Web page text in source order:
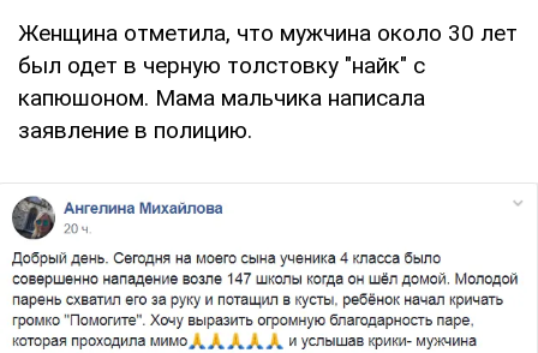
Женщина отметила, что мужчина около 30 лет
был одет в черную толстовку "найк" с
капюшоном. Мама мальчика написала
заявление в полицию.